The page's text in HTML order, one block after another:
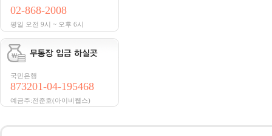
02-868-2008
평일 오전 9시 ~ 오후 6시
국민은행
873201-04-195468
예금주:전준호(아이비웹스)